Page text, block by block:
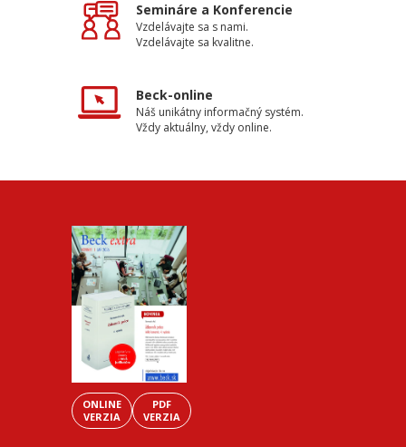
Semináre a Konferencie
Vzdelávajte sa s nami.
Vzdelávajte sa kvalitne.
Beck-online
Náš unikátny informačný systém.
Vždy aktuálny, vždy online.
ONLINE
VERZIA
PDF
VERZIA